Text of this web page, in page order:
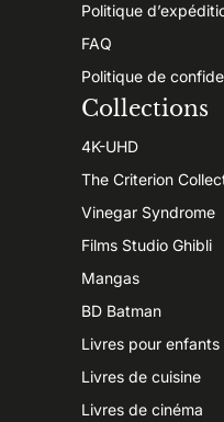
Politique
FAQ
Politique de
Collections
4K-UHD
The Criterion
Vinegar Syndrome
Films Studio Ghibli
Mangas
BD Batman
Livres pour enfants
Livres de cuisine
Livres de cinéma